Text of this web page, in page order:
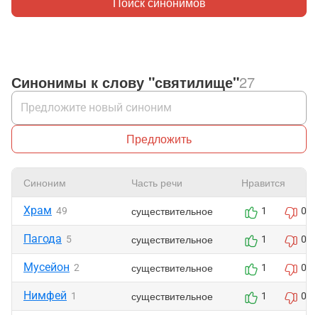
Синонимы к слову "святилище"27
Предложить
Синоним Часть речи Нравится
Храм 49 существительное 1 0
Пагода 5 существительное 1 0
Мусейон 2 существительное 1 0
Нимфей 1 существительное 1 0